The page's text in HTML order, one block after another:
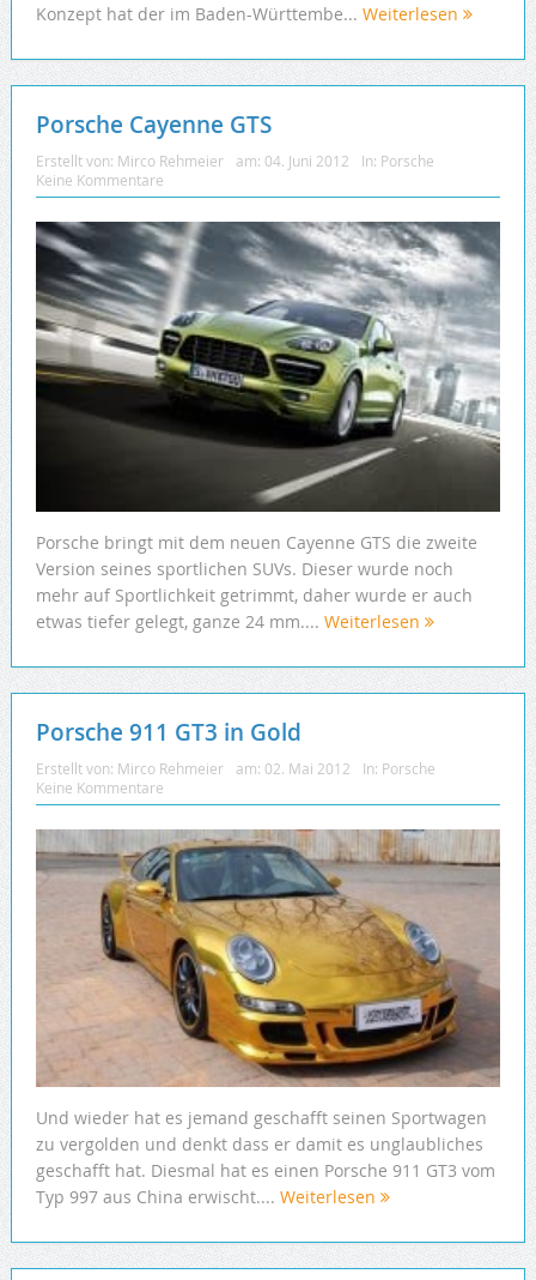
Konzept hat der im Baden-Württembe... Weiterlesen
Porsche Cayenne GTS
Erstellt von: Mirco Rehmeier am: 04. Juni 2012 In: Porsche
Keine Kommentare
Porsche bringt mit dem neuen Cayenne GTS die zweite
Version seines sportlichen SUVs. Dieser wurde noch
mehr auf Sportlichkeit getrimmt, daher wurde er auch
etwas tiefer gelegt, ganze 24 mm.... Weiterlesen
Porsche 911 GT3 in Gold
Erstellt von: Mirco Rehmeier am: 02. Mai 2012 In: Porsche
Keine Kommentare
Und wieder hat es jemand geschafft seinen Sportwagen
zu vergolden und denkt dass er damit es unglaubliches
geschafft hat. Diesmal hat es einen Porsche 911 GT3 vom
Typ 997 aus China erwischt.... Weiterlesen